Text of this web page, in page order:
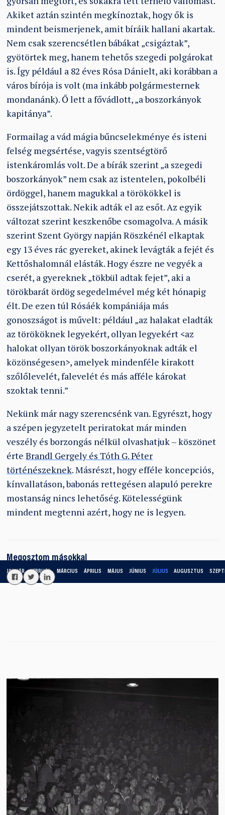
JANUÁR FEBRUÁR MÁRCIUS ÁPRILIS MÁJUS JÚNIUS JÚLIUS AUGUSZTUS
Akiket aztán szintén megkínoztak, hogy ők is
mindent beismerjenek, amit bíráik hallani akartak.
Nem csak szerencsétlen bábákat „csigáztak”,
gyötörtek meg, hanem tehetős szegedi polgárokat
is. Így például a 82 éves Rósa Dánielt, aki korábban a
város bírója is volt (ma inkább polgármesternek
mondanánk). Ő lett a fővádlott, „a boszorkányok
kapitánya”.
Formailag a vád mágia bűncselekménye és isteni
felség megsértése, vagyis szentségtörő
istenkáromlás volt. De a bírák szerint „a szegedi
boszorkányok” nem csak az istentelen, pokolbéli
ördöggel, hanem magukkal a törökökkel is
összejátszottak. Nekik adták el az esőt. Az egyik
változat szerint keszkenőbe csomagolva. A másik
szerint Szent György napján Röszkénél elkaptak
egy 13 éves rác gyereket, akinek levágták a fejét és
Kettőshalomnál elásták. Hogy észre ne vegyék a
cserét, a gyereknek „tökbül adtak fejet”, aki a
törökbarát ördög segedelmével még két hónapig
élt. De ezen túl Rósáék kompániája más
gonoszságot is művelt: például „az halakat eladták
az törököknek legyekért, ollyan legyekért <az
halokat ollyan török boszorkányoknak adták el
közönségesen>, amelyek mindenféle kirakott
szőlőlevelét, falevelét és más afféle károkat
szoktak tenni.”
Nekünk már nagy szerencsénk van. Egyrészt, hogy
a szépen jegyzetelt periratokat már minden
veszély és borzongás nélkül olvashatjuk – köszönet
érteBrandl Gergely és Tóth G. Péter
történészeknek. Másrészt, hogy efféle koncepciós,
kínvallatáson, babonás rettegésen alapuló perekre
mostanság nincs lehetőség. Kötelességünk
mindent megtenni azért, hogy ne is legyen.
Megosztom másokkal